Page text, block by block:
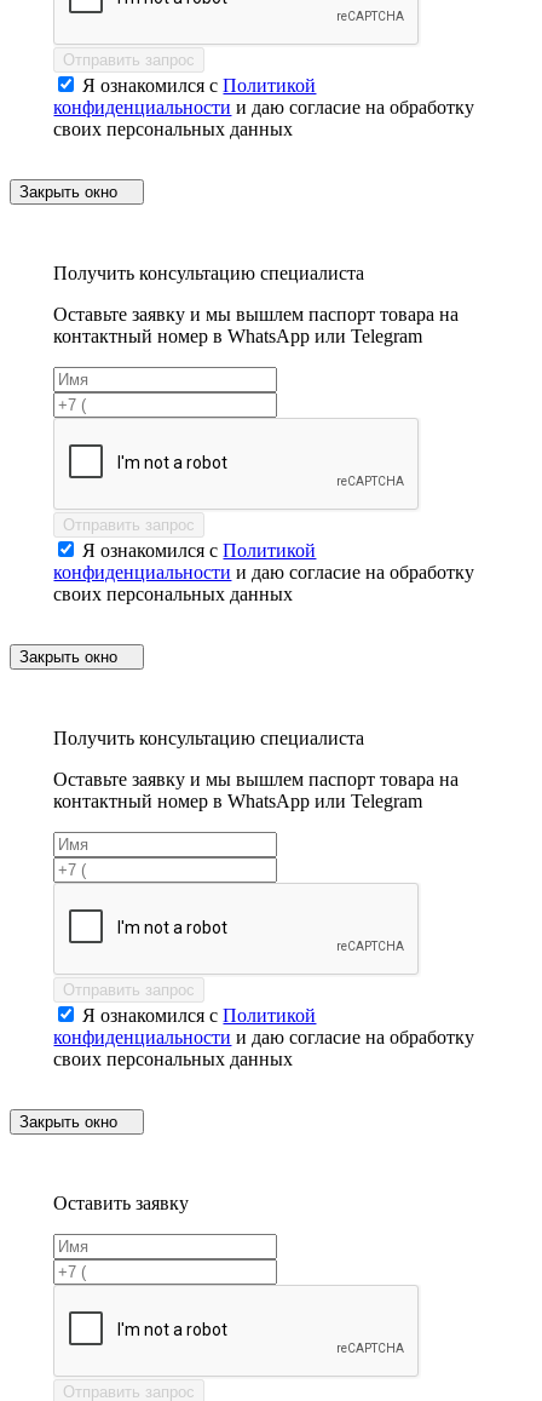
Отправить запрос
Я ознакомился сПолитикой
конфиденциальности и даю согласие на обработку
своих персональных данных
Закрыть окно
Получить консультацию специалиста
Оставьте заявку и мы вышлем паспорт товара на
контактный номер в WhatsApp или Telegram
Отправить запрос
Я ознакомился сПолитикой
конфиденциальности и даю согласие на обработку
своих персональных данных
Закрыть окно
Получить консультацию специалиста
Оставьте заявку и мы вышлем паспорт товара на
контактный номер в WhatsApp или Telegram
Отправить запрос
Я ознакомился сПолитикой
конфиденциальности и даю согласие на обработку
своих персональных данных
Закрыть окно
Оставить заявку
Отправить запрос